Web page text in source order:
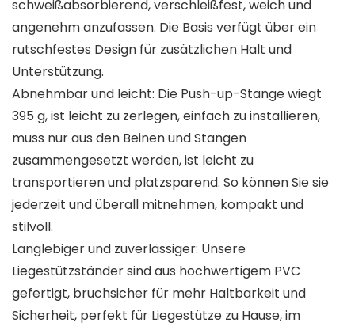
schweißabsorbierend, verschleißfest, weich und
angenehm anzufassen. Die Basis verfügt über ein
rutschfestes Design für zusätzlichen Halt und
Unterstützung.
Abnehmbar und leicht: Die Push-up-Stange wiegt
395 g, ist leicht zu zerlegen, einfach zu installieren,
muss nur aus den Beinen und Stangen
zusammengesetzt werden, ist leicht zu
transportieren und platzsparend. So können Sie sie
jederzeit und überall mitnehmen, kompakt und
stilvoll.
Langlebiger und zuverlässiger: Unsere
Liegestützständer sind aus hochwertigem PVC
gefertigt, bruchsicher für mehr Haltbarkeit und
Sicherheit, perfekt für Liegestütze zu Hause, im